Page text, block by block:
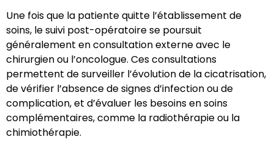
Une fois que la patiente quitte l’établissement de
soins, le suivi post-opératoire se poursuit
généralement en consultation externe avec le
chirurgien ou l’oncologue. Ces consultations
permettent de surveiller l’évolution de la cicatrisation,
de vérifier l’absence de signes d’infection ou de
complication, et d’évaluer les besoins en soins
complémentaires, comme la radiothérapie ou la
chimiothérapie.